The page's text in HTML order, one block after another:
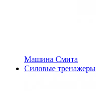
Машина Смита
Силовые тренажеры